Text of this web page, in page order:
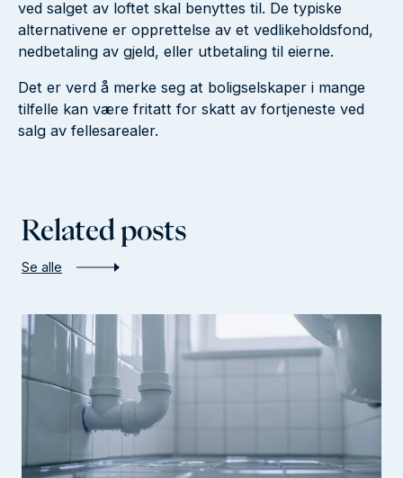
ved salget av loftet skal benyttes til. De typiske
alternativene er opprettelse av et vedlikeholdsfond,
nedbetaling av gjeld, eller utbetaling til eierne.
Det er verd å merke seg at boligselskaper i mange
tilfelle kan være fritatt for skatt av fortjeneste ved
salg av fellesarealer.
Related posts
Se alle